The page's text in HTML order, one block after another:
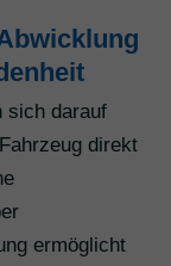
sich darauf
direkt
ermöglicht